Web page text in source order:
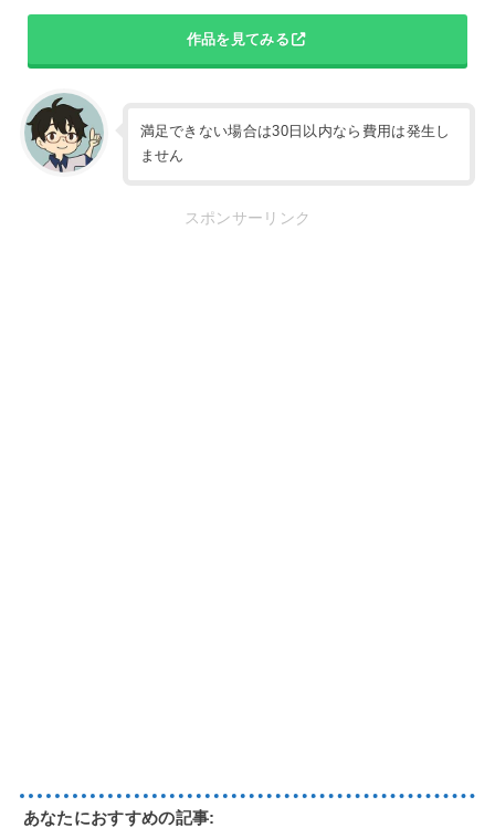
作品を見てみる
満足できない場合は30日以内なら費用は発生し
ません
スポンサーリンク
あなたにおすすめの記事: